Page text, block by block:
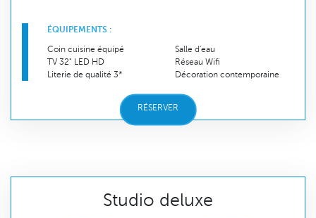
ÉQUIPEMENTS :
Coin cuisine équipé
TV 32" LED HD
Literie de qualité 3*
Salle d'eau
Réseau Wifi
Décoration contemporaine
RÉSERVER
Studio deluxe